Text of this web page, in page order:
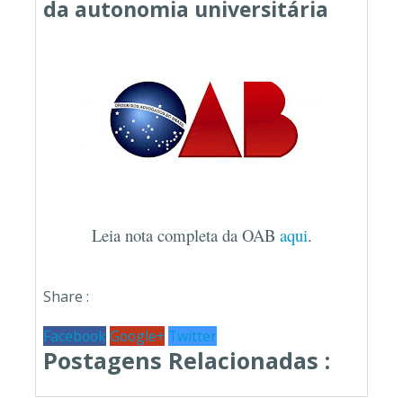
da autonomia universitária
Leia nota completa da OAB aqui.
Share :
Facebook Google+ Twitter
Postagens Relacionadas :